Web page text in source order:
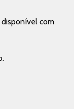
disponível com